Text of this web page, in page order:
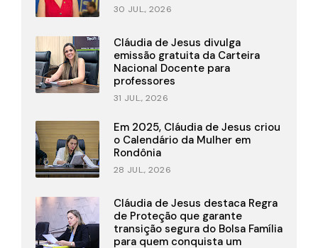
30 JUL., 2026
Cláudia de Jesus divulga
emissão gratuita da Carteira
Nacional Docente para
professores
31 JUL., 2026
Em 2025, Cláudia de Jesus criou
o Calendário da Mulher em
Rondônia
28 JUL., 2026
Cláudia de Jesus destaca Regra
de Proteção que garante
transição segura do Bolsa Família
para quem conquista um